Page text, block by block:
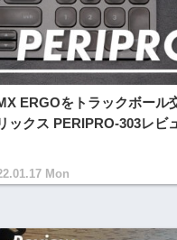
Mon
ERGOをトラックボール
ックス PERIPRO-303レビ